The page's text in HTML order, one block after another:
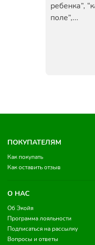
ребенка”,
поле”,...
ПОКУПАТЕЛЯМ
Как покупать
Как оставить отзыв
О НАС
Об Экойя
Программа лояльности
Подписаться на рассылку
Вопросы и ответы